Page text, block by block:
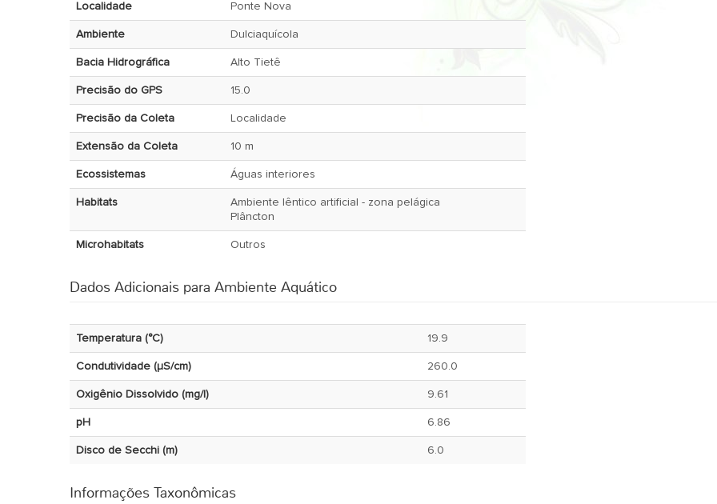
Localidade Ponte Nova
Ambiente Dulciaquícola
Bacia Hidrográfica Alto Tietê
Precisão do GPS 15.0
Precisão da Coleta Localidade
Extensão da Coleta 10 m
Ecossistemas Águas interiores
Habitats
Ambiente lêntico artificial - zona pelágica
Plâncton
Microhabitats Outros
Dados Adicionais para Ambiente Aquático
Temperatura (°C) 19.9
Condutividade (µS/cm) 260.0
Oxigênio Dissolvido (mg/l) 9.61
pH 6.86
Disco de Secchi (m) 6.0
Informações Taxonômicas